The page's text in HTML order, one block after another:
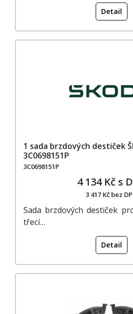
Detail
1 sada brzdových destiček
3C0698151P
3C0698151P
4 134 Kč s
3 417 Kč bez
Sada brzdových destiček
třecí…
Detail